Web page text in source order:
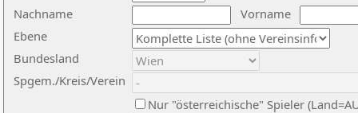
Nachname
Vorname
Ebene
Bundesland
Spgem./Kreis/Verein
Nur "österreichische" Spieler